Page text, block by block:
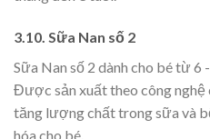
3.10. Sữa Nan số 2
Sữa Nan số 2 dành cho bé từ
Được sản xuất theo công nghệ
tăng lượng chất trong sữa và
hóa cho bé.